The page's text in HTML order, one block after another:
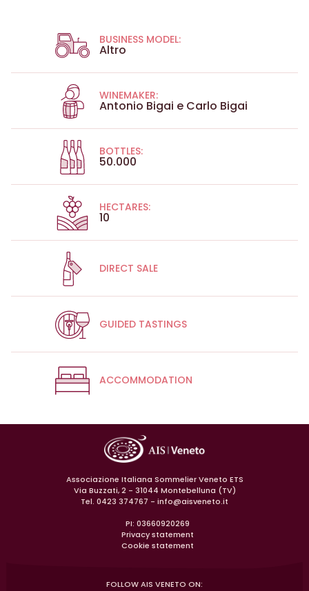
BUSINESS MODEL:
Altro
WINEMAKER:
Antonio Bigai e Carlo Bigai
BOTTLES:
50.000
HECTARES:
10
DIRECT SALE
GUIDED TASTINGS
ACCOMMODATION
Associazione Italiana Sommelier Veneto ETS
Via Buzzati, 2 - 31044 Montebelluna (TV)
Tel. 0423 374767 - info@aisveneto.it
PI: 03660920269
Privacy statement
Cookie statement
FOLLOW AIS VENETO ON: